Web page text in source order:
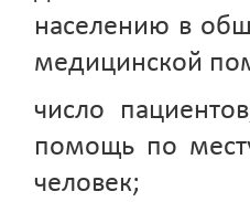
населению в
медицинской
число
помощь по
человек;